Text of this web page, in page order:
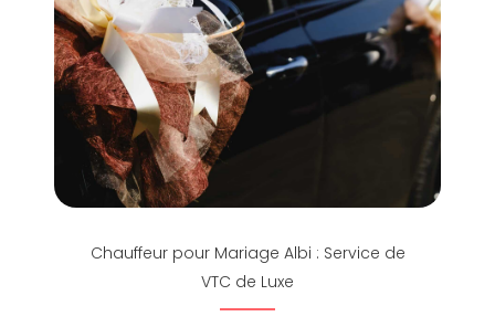
Chauffeur pour Mariage Albi : Service de
VTC de Luxe